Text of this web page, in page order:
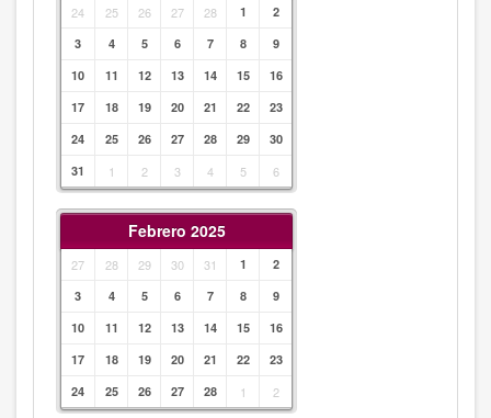
24 25 26 27 28 1
2
3
4 5 6 7 8
9
10
11 12 13 14 15
16
17
18 19 20 21 22
23
24
25 26 27 28 29
30
31
1 2 3 4 5 6
Febrero 2025
27 28 29 30 31 1
2
3
4 5 6 7 8
9
10
11 12 13 14 15
16
17
18 19 20 21 22
23
24
25 26 27 28 1 2